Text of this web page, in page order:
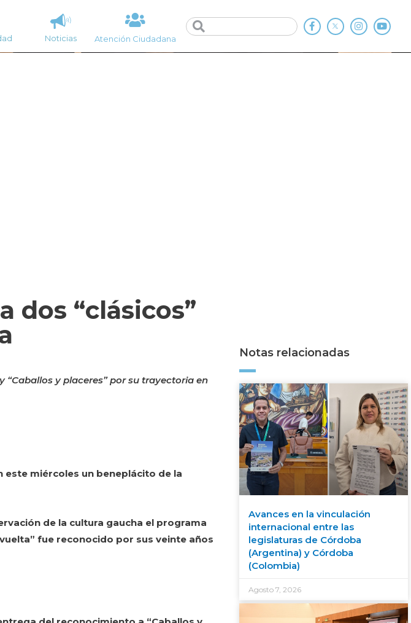
Noticias Atención Ciudadana
dos “clásicos”
y placeres” por su trayectoria en
miércoles un beneplácito de la
de la cultura gaucha el programa
fue reconocido por sus veinte años
Notas relacionadas
Avances en la vinculación
internacional entre las
legislaturas de Córdoba
(Argentina) y Córdoba
(Colombia)
Agosto 7, 2026